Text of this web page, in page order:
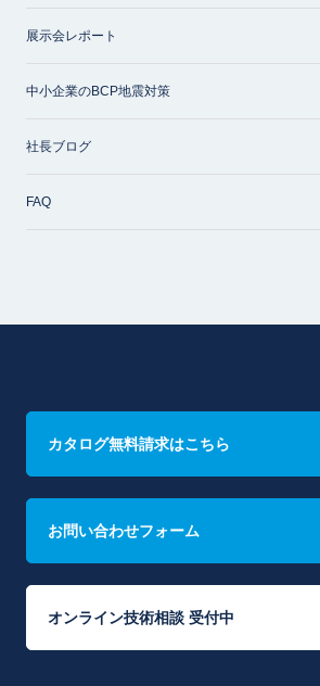
展示会レポート
中小企業のBCP地震対策
社長ブログ
FAQ
カタログ無料請求はこちら
お問い合わせフォーム
オンライン技術相談 受付中